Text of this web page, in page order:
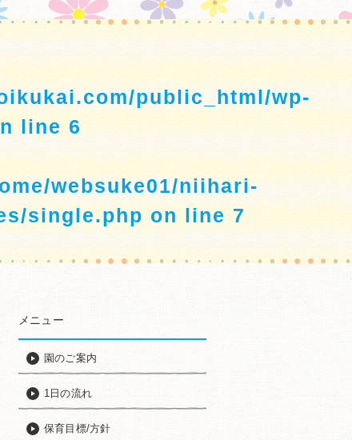
public_html/wp-
line6
websuke01/niihari-
single.phpon line7
メニュー
園のご案内
1日の流れ
保育目標/方針